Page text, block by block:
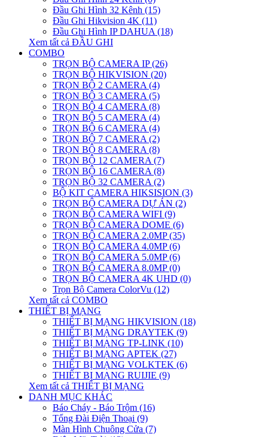
Đầu Ghi Hình 32 Kênh (15)
Đầu Ghi Hikvision 4K (11)
Đầu Ghi Hình IP DAHUA (18)
Xem tất cả ĐẦU GHI
COMBO
TRỌN BỘ CAMERA IP (26)
TRỌN BỘ HIKVISION (20)
TRỌN BỘ 2 CAMERA (4)
TRỌN BỘ 3 CAMERA (5)
TRỌN BỘ 4 CAMERA (8)
TRỌN BỘ 5 CAMERA (4)
TRỌN BỘ 6 CAMERA (4)
TRỌN BỘ 7 CAMERA (2)
TRỌN BỘ 8 CAMERA (8)
TRỌN BỘ 12 CAMERA (7)
TRỌN BỘ 16 CAMERA (8)
TRỌN BỘ 32 CAMERA (2)
BỘ KIT CAMERA HIKSISION (3)
TRỌN BỘ CAMERA DỰ ÁN (2)
TRỌN BỘ CAMERA WIFI (9)
TRỌN BỘ CAMERA DOME (6)
TRỌN BỘ CAMERA 2.0MP (35)
TRỌN BỘ CAMERA 4.0MP (6)
TRỌN BỘ CAMERA 5.0MP (6)
TRỌN BỘ CAMERA 8.0MP (0)
TRỌN BỘ CAMERA 4K UHD (0)
Trọn Bộ Camera ColorVu (12)
Xem tất cả COMBO
THIẾT BỊ MẠNG
THIẾT BỊ MẠNG HIKVISION (18)
THIẾT BỊ MẠNG DRAYTEK (9)
THIẾT BỊ MẠNG TP-LINK (10)
THIẾT BỊ MẠNG APTEK (27)
THIẾT BỊ MẠNG VOLKTEK (6)
THIẾT BỊ MẠNG RUIJIE (9)
Xem tất cả THIẾT BỊ MẠNG
DANH MỤC KHÁC
Báo Cháy - Báo Trộm (16)
Tổng Đài Điện Thoại (9)
Màn Hình Chuông Cửa (7)